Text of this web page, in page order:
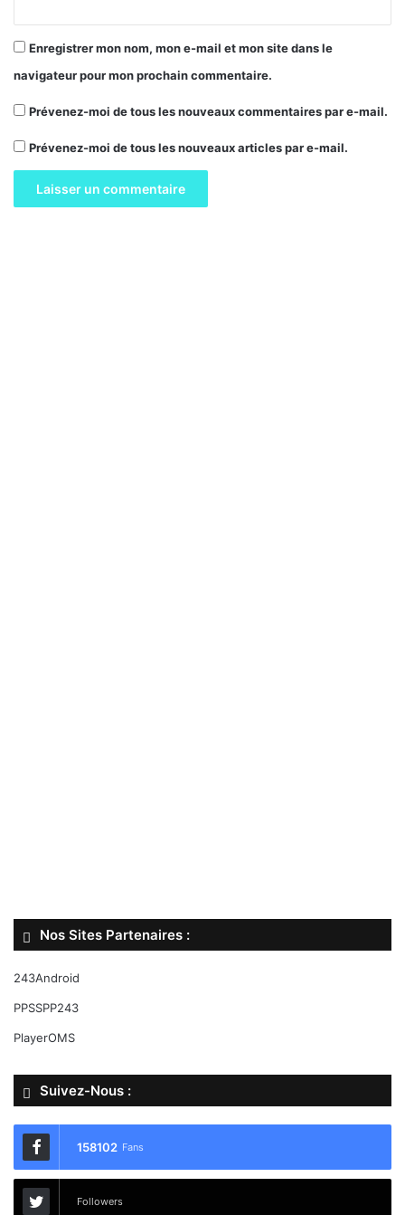
Enregistrer mon nom, mon e-mail et mon site dans le
navigateur pour mon prochain commentaire.
Prévenez-moi de tous les nouveaux commentaires par e-mail.
Prévenez-moi de tous les nouveaux articles par e-mail.
Nos Sites Partenaires :
243Android
PPSSPP243
PlayerOMS
Suivez-Nous :
158102 Fans
Followers